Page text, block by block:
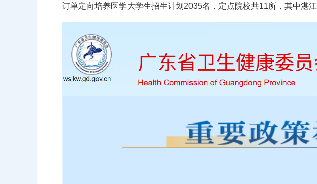
订单定向培养医学大学生招生计划2035名，定点院校共11所， 其中湛江